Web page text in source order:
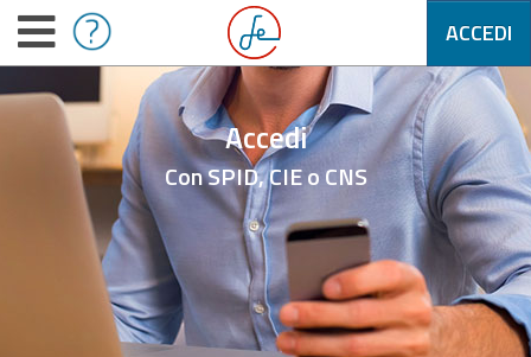
ACCEDI
Accedi
Con SPID, CIE o CNS